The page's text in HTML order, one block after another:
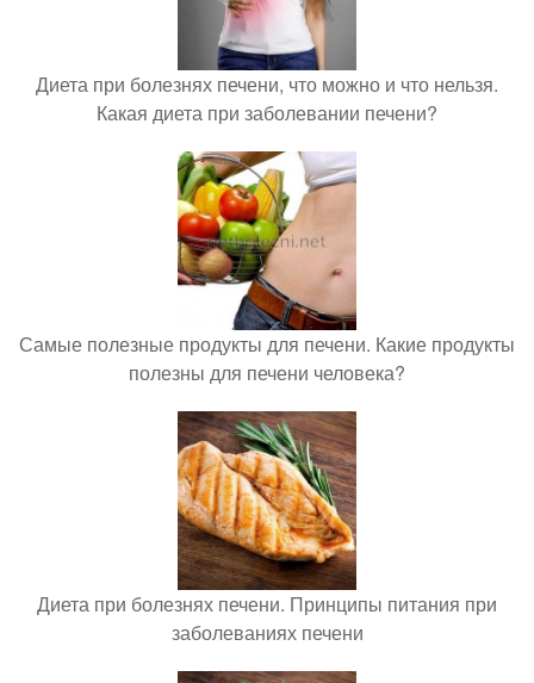
Диета при болезнях печени, что можно и что нельзя.
Какая диета при заболевании печени?
Самые полезные продукты для печени. Какие продукты
полезны для печени человека?
Диета при болезнях печени. Принципы питания при
заболеваниях печени